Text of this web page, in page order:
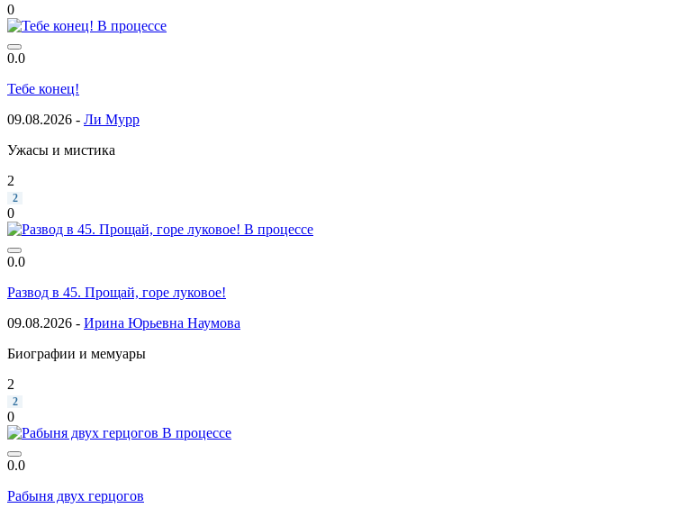
0
В процессе
0.0
Тебе конец!
09.08.2026 - Ли Мурр
Ужасы и мистика
2
2
0
В процессе
0.0
Развод в 45. Прощай, горе луковое!
09.08.2026 - Ирина Юрьевна Наумова
Биографии и мемуары
2
2
0
В процессе
0.0
Рабыня двух герцогов